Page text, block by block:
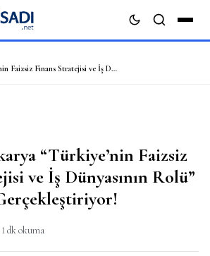
ARA
MÜSİAD Sakarya “Türkiye’nin Faizsiz Finans Stratejisi ve İş Dünyasının Rolü” Programını Gerçekleştiriyor!
“Türkiye’nin Faizsiz
ve İş Dünyasının Rolü”
1 dk okuma